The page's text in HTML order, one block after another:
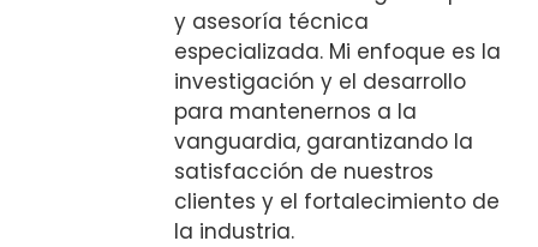
y asesoría técnica
especializada. Mi enfoque es la
investigación y el desarrollo
para mantenernos a la
vanguardia, garantizando la
satisfacción de nuestros
clientes y el fortalecimiento de
la industria.